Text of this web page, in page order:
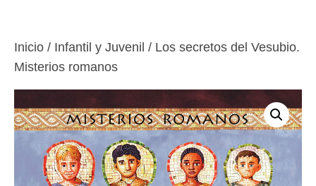
Inicio / Infantil y Juvenil / Los secretos del Vesubio.
Misterios romanos